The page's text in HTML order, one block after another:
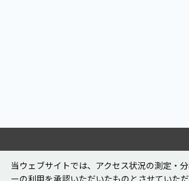
当ウェブサイトでは、アクセス状況の測定・
ーの利用を承認いただいたものとさせていた